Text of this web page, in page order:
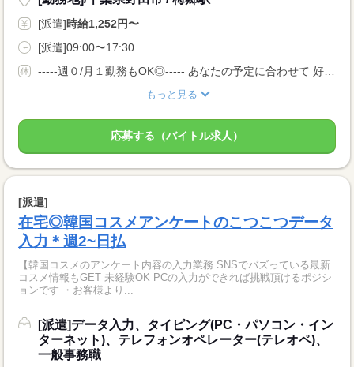
[派遣]時給1,252円〜
[派遣]09:00〜17:30
もっと見る
応募する（バイトル求人）
[派遣]
在宅◎韓国コスメアンケートのこつこつデータ
入力＊週2~日払
【韓国コスメのアンケート内容の入力業務 SNSでバズっている最新
コスメ情報もGET 未経験OK PCの入力ができれば挑戦頂けるポジシ
ョンです ・お客様より...
[派遣]データ入力、タイピング(PC・パソコン・イン
ターネット)、テレフォンオペレーター(テレオペ)、
一般事務職